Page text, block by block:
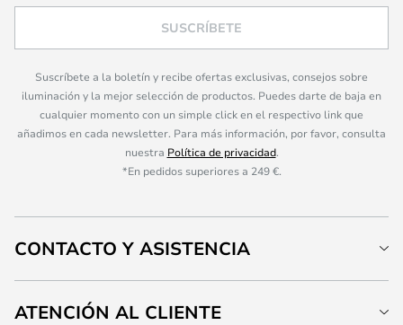
SUSCRÍBETE
Suscríbete a la boletín y recibe ofertas exclusivas, consejos sobre
iluminación y la mejor selección de productos. Puedes darte de baja en
cualquier momento con un simple click en el respectivo link que
añadimos en cada newsletter. Para más información, por favor, consulta
nuestra Política de privacidad.
*En pedidos superiores a 249 €.
CONTACTO Y ASISTENCIA
ATENCIÓN AL CLIENTE